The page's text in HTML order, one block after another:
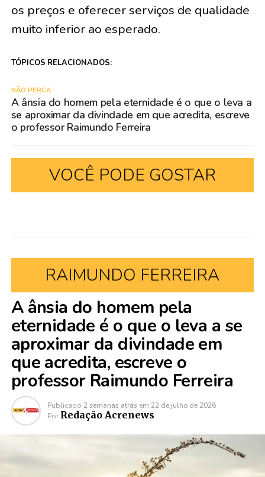
os preços e oferecer serviços de qualidade
muito inferior ao esperado.
TÓPICOS RELACIONADOS:
NÃO PERCA
A ânsia do homem pela eternidade é o que o leva a
se aproximar da divindade em que acredita, escreve
o professor Raimundo Ferreira
VOCÊ PODE GOSTAR
RAIMUNDO FERREIRA
A ânsia do homem pela
eternidade é o que o leva a se
aproximar da divindade em
que acredita, escreve o
professor Raimundo Ferreira
Publicado 2 semanas atrás em 22 de julho de 2026
Por Redação Acrenews